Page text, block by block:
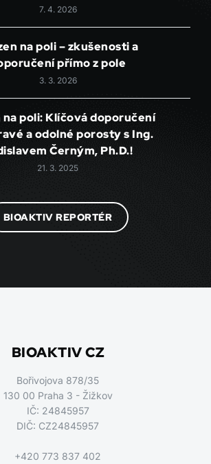
7. 4. 2026
na poli – zkušenosti a
přímo z pole
3. 3. 2026
na poli: Klíčová doporučení
a odolné porosty s Ing.
Černým, Ph.D.!
21. 3. 2025
BIOAKTIV REPORTÉR
BIOAKTIV CZ
Bořivojova 878/35
130 00 Praha 3 - Žižkov
IČ: 24845957
DIČ: CZ24845957
+420 773 837 402